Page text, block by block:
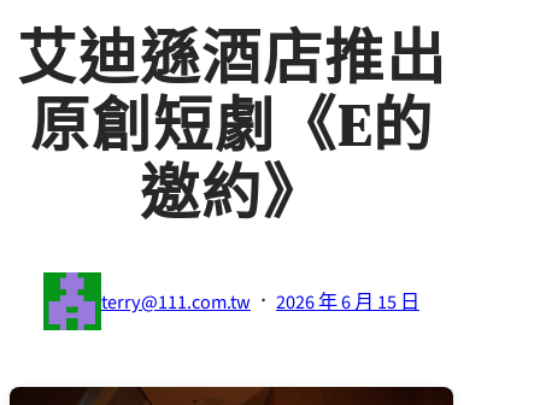
艾迪遜酒店推出
原創短劇《E的
邀約》
terry@111.com.tw · 2026 年 6 月 15 日